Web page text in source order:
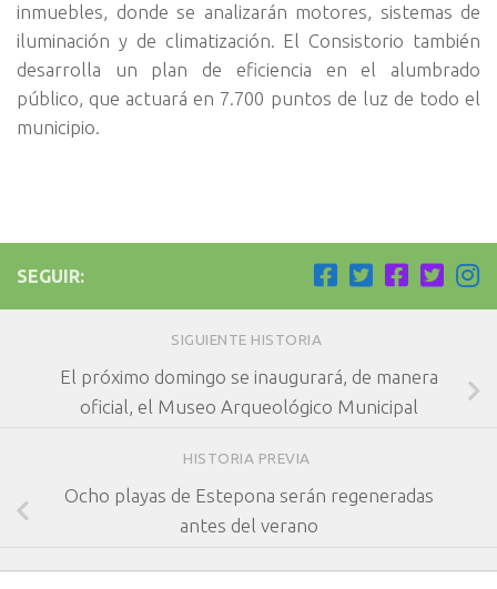
inmuebles, donde se analizarán motores, sistemas de
iluminación y de climatización. El Consistorio también
desarrolla un plan de eficiencia en el alumbrado
público, que actuará en 7.700 puntos de luz de todo el
municipio.
SEGUIR:
SIGUIENTE HISTORIA
El próximo domingo se inaugurará, de manera
oficial, el Museo Arqueológico Municipal
HISTORIA PREVIA
Ocho playas de Estepona serán regeneradas
antes del verano